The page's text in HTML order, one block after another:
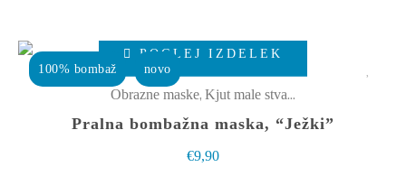
na
izdelka
100% bombaž novo
POGLEJ IZDELEK
Ta
več
Obrazne maske, Kjut male stvarce
Pralna bombažna maska, “Ježki”
€9,90